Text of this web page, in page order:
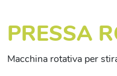
PRESSA
Macchina rotativa per